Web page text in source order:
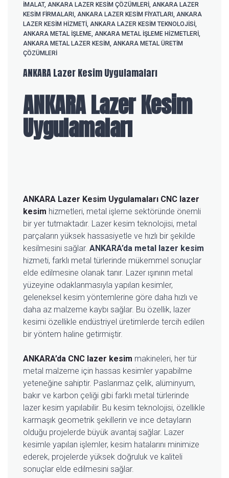
IMALAT, ANKARA LAZER KESIM ÇÖZÜMLERI, ANKARA LAZER
KESIM FIRMALARI, ANKARA LAZER KESIM FIYATLARI, ANKARA
LAZER KESIM HIZMETI, ANKARA LAZER KESIM TEKNOLOJISI,
ANKARA METAL IŞLEME, ANKARA METAL IŞLEME HIZMETLERI,
ANKARA METAL LAZER KESIM, ANKARA METAL ÜRETIM
ÇÖZÜMLERI
ANKARA Lazer Kesim Uygulamaları
ANKARA Lazer Kesim
Uygulamaları
ANKARA Lazer Kesim Uygulamaları CNC lazer
kesim hizmetleri, metal işleme sektöründe önemli
bir yer tutmaktadır. Lazer kesim teknolojisi, metal
parçaların yüksek hassasiyetle ve hızlı bir şekilde
kesilmesini sağlar. ANKARA’da metal lazer kesim
hizmeti, farklı metal türlerinde mükemmel sonuçlar
elde edilmesine olanak tanır. Lazer ışınının metal
yüzeyine odaklanmasıyla yapılan kesimler,
geleneksel kesim yöntemlerine göre daha hızlı ve
daha az malzeme kaybı sağlar. Bu özellik, lazer
kesimi özellikle endüstriyel üretimlerde tercih edilen
bir yöntem haline getirmiştir.
ANKARA’da CNC lazer kesim makineleri, her tür
metal malzeme için hassas kesimler yapabilme
yeteneğine sahiptir. Paslanmaz çelik, alüminyum,
bakır ve karbon çeliği gibi farklı metal türlerinde
lazer kesim yapılabilir. Bu kesim teknolojisi, özellikle
karmaşık geometrik şekillerin ve ince detayların
olduğu projelerde büyük avantaj sağlar. Lazer
kesimle yapılan işlemler, kesim hatalarını minimize
ederek, projelerde yüksek doğruluk ve kaliteli
sonuçlar elde edilmesini sağlar.